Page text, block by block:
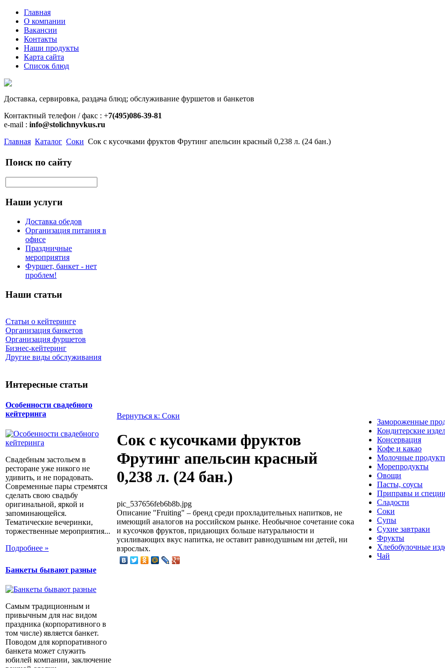
Главная
О компании
Вакансии
Контакты
Наши продукты
Карта сайта
Список блюд
Доставка, сервировка, раздача блюд; обслуживание фуршетов и банкетов
Контактный телефон / факс : +7(495)086-39-81
e-mail : info@stolichnyvkus.ru
Главная Каталог Соки Сок с кусочками фруктов Фрутинг апельсин красный 0,238 л. (24 бан.)
Поиск по сайту
Наши услуги
Доставка обедов
Организация питания в
офисе
Праздничные
мероприятия
Фуршет, банкет - нет
проблем!
Наши статьи
Статьи о кейтеринге
Организация банкетов
Организация фуршетов
Бизнес-кейтеринг
Другие виды обслуживания
Интересные статьи
Особенности свадебного
кейтеринга
Свадебным застольем в
ресторане уже никого не
удивить, и не порадовать.
Современные пары стремятся
сделать свою свадьбу
оригинальной, яркой и
запоминающейся.
Тематические вечеринки,
торжественные мероприятия...
Подробнее »
Банкеты бывают разные
Самым традиционным и
привычным для нас видом
праздника (корпоративного в
том числе) является банкет.
Поводом для корпоративного
банкета может служить
юбилей компании, заключение
Вернуться к: Соки
Сок с кусочками фруктов
Фрутинг апельсин красный
0,238 л. (24 бан.)
pic_537656feb6b8b.jpg
Описание "Fruiting" – бренд среди прохладительных напитков, не
имеющий аналогов на российском рынке. Необычное сочетание сока
и кусочков фруктов, придающих больше натуральности и
усиливающих вкус напитка, не оставит равнодушным ни детей, ни
взрослых.
Замороженные
Кондитерские
Консервация
Кофе и какао
Молочные
Морепродукты
Овощи
Пасты, соусы
Приправы и специи
Сладости
Соки
Супы
Сухие завтраки
Фрукты
Хлебобулочные
Чай